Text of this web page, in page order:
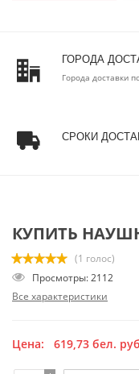
ГОРОДА
Города доставки
СРОКИ
КУПИТЬ
(1 голос)
Просмотры: 2112
Все характеристики
Цена: 619,73 бел. руб